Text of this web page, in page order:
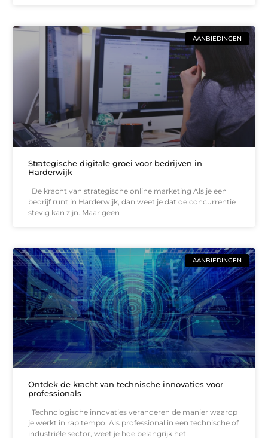
AANBIEDINGEN
Strategische digitale groei voor bedrijven in
Harderwijk
De kracht van strategische online marketing Als je een
bedrijf runt in Harderwijk, dan weet je dat de concurrentie
stevig kan zijn. Maar geen
AANBIEDINGEN
Ontdek de kracht van technische innovaties voor
professionals
Technologische innovaties veranderen de manier waarop
je werkt in rap tempo. Als professional in een technische of
industriële sector, weet je hoe belangrijk het